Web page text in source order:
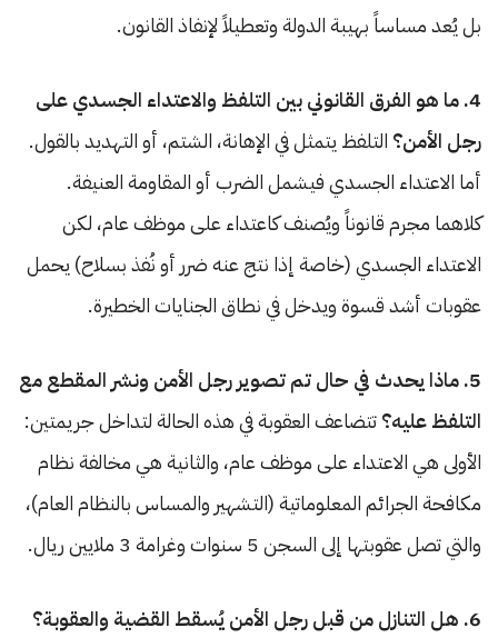
بل يُعد مساساً بهيبة الدولة وتعطيلاً لإنفاذ القانون.
4. ما هو الفرق القانوني بين التلفظ والاعتداء الجسدي على
رجل الأمن؟ التلفظ يتمثل في الإهانة، الشتم، أو التهديد بالقول.
أما الاعتداء الجسدي فيشمل الضرب أو المقاومة العنيفة.
كلاهما مجرم قانوناً ويُصنف كاعتداء على موظف عام، لكن
الاعتداء الجسدي (خاصة إذا نتج عنه ضرر أو نُفذ بسلاح) يحمل
عقوبات أشد قسوة ويدخل في نطاق الجنايات الخطيرة.
5. ماذا يحدث في حال تم تصوير رجل الأمن ونشر المقطع مع
التلفظ عليه؟تتضاعف العقوبة في هذه الحالة لتداخل جريمتين:
الأولى هي الاعتداء على موظف عام، والثانية هي مخالفة نظام
مكافحة الجرائم المعلوماتية (التشهير والمساس بالنظام العام)،
والتي تصل عقوبتها إلى السجن 5 سنوات وغرامة 3 ملايين ريال.
6. هل التنازل من قبل رجل الأمن يُسقط القضية والعقوبة؟